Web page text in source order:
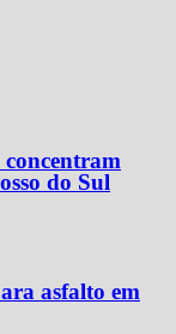
do Sul
asfalto em